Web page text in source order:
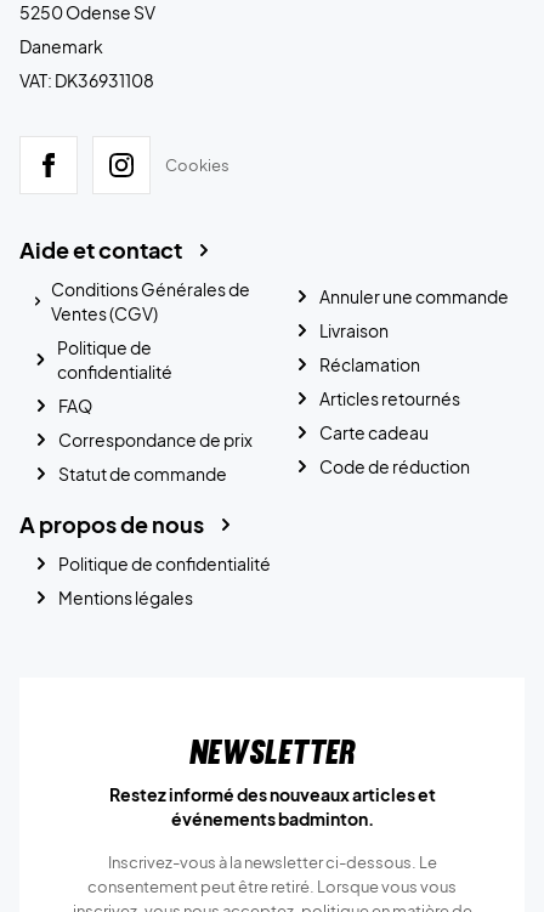
5250 Odense SV
Danemark
VAT: DK36931108
Cookies
Aide et contact
Conditions Générales de
Ventes (CGV)
Politique de
confidentialité
FAQ
Correspondance de prix
Statut de commande
Annuler une commande
Livraison
Réclamation
Articles retournés
Carte cadeau
Code de réduction
A propos de nous
Politique de confidentialité
Mentions légales
Newsletter
Restez informé des nouveaux articles et
événements badminton.
Inscrivez-vous à la newsletter ci-dessous. Le
consentement peut être retiré. Lorsque vous vous